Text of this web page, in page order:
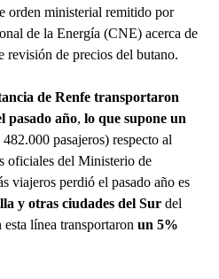
orden ministerial remitido por
de la Energía (CNE) acerca de
revisión de precios del butano.
de Renfe transportaron
pasado año, lo que supone un
pasajeros) respecto al
oficiales del Ministerio de
viajeros perdió el pasado año es
y otras ciudades del Sur del
línea transportaron un 5%